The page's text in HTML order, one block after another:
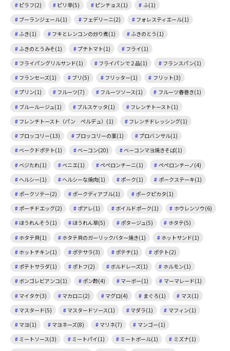
ピラフ(2)
ピリ辛(5) ピンチョス(1)
ふ(1)
ブーランジェール(1)
フェデリーニ(2)
フォレスティエール(1)
ふき(1)
フキとレンコンの炒り煮(1)
ふきのとう(1)
ふきのとうみそ(1)
プチトマト(1)
フライ(1)
フライパングリルサンド(1)
フライパンで２品(1)
フランスパン(1)
フランセーズ(1)
ブリ(5) フリッター(1)
フリット(3)
プリン(1)
フルーツ(7) フルーツソース(1)
フルーツ春巻き(1)
ブルールージュ(1)
ブルスケッタ(1)
フレンチトースト(1)
フレンチトースト（パン ペルデュ）(1)
フレンチドレッシング(1)
ブロッコリー(13)
ブロッコリーの茎(1)
プロバンサル(1)
ベークドポテト(1)
ベーコン(20)
ベーコンマヨ焼きそば(1)
ベジたれ(1)
ベニエ(1) ペペロンチーニ(1)
ペペロンチーノ(4)
ヘルシー(1)
ヘルシーな焼肉(1) ポーク(1)
ポークステーキ(1)
ポークソテー(2)
ポークディアブル(1)
ポークピカタ(1)
ポーチドエッグ(2)
ポアレ(1) ボイルドポーク(1)
ホウレンソウ(6)
ほうれんそう(1)
ほうれん草(5) ポタージュ(5)
ホタテ(5)
ホタテ貝(1)
ホタテ貝のガーリックバター焼き(1)
ホットサンド(1)
ホットチキン(1)
ポテサラ(3) ポテチ(1)
ポテト(2)
ポテトサラダ(1)
ポトフ(2) ボルドレーズ(1)
ホルモン(1)
ボンゴレビアンコ(1)
ポン酢(4) マーボー(1)
マーマレード(1)
マイタケ(3)
マカロニ(2) マグロ(4) まぐろ(1)
マス(1)
マスタード(5)
マスタードソース(1) マダラ(1)
マフィン(1)
マヨ(1)
マヨネーズ(8) マリネ(7)
マンゴー(1)
ミートソース(3)
ミートパイ(1) ミートボール(1)
ミズナ(1)